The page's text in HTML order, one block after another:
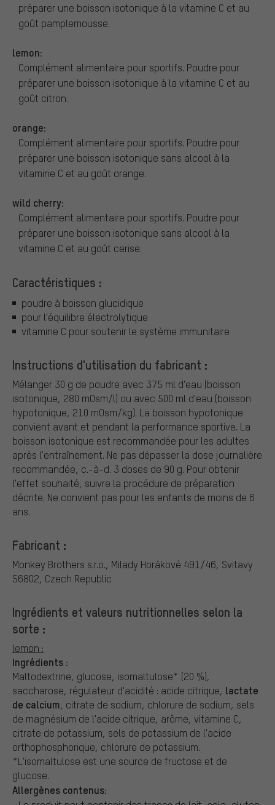
préparer une boisson isotonique à la vitamine C et au
goût pamplemousse.
lemon:
Complément alimentaire pour sportifs. Poudre pour
préparer une boisson isotonique à la vitamine C et au
goût citron.
orange:
Complément alimentaire pour sportifs. Poudre pour
préparer une boisson isotonique sans alcool à la
vitamine C et au goût orange.
wild cherry:
Complément alimentaire pour sportifs. Poudre pour
préparer une boisson isotonique sans alcool à la
vitamine C et au goût cerise.
Caractéristiques :
poudre à boisson glucidique
pour l'équilibre électrolytique
vitamine C pour soutenir le système immunitaire
Instructions d'utilisation du fabricant :
Mélanger 30 g de poudre avec 375 ml d'eau (boisson
isotonique, 280 mOsm/l) ou avec 500 ml d'eau (boisson
hypotonique, 210 mOsm/kg). La boisson hypotonique
convient avant et pendant la performance sportive. La
boisson isotonique est recommandée pour les adultes
après l'entraînement. Ne pas dépasser la dose journalière
recommandée, c.-à-d. 3 doses de 90 g. Pour obtenir
l'effet souhaité, suivre la procédure de préparation
décrite. Ne convient pas pour les enfants de moins de 6
ans.
Fabricant :
Monkey Brothers s.r.o., Milady Horákové 491/46, Svitavy
56802, Czech Republic
Ingrédients et valeurs nutritionnelles selon la
sorte :
lemon :
Ingrédients :
Maltodextrine, glucose, isomaltulose* (20 %),
saccharose, régulateur d'acidité : acide citrique, lactate
de calcium, citrate de sodium, chlorure de sodium, sels
de magnésium de l'acide citrique, arôme, vitamine C,
citrate de potassium, sels de potassium de l'acide
orthophosphorique, chlorure de potassium.
*L'isomaltulose est une source de fructose et de
glucose.
Allergènes contenus: